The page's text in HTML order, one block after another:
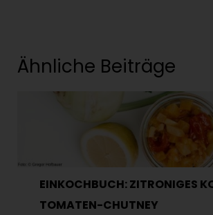
Ähnliche Beiträge
EINKOCHBUCH: ZITRONIGES
TOMATEN-CHUTNEY